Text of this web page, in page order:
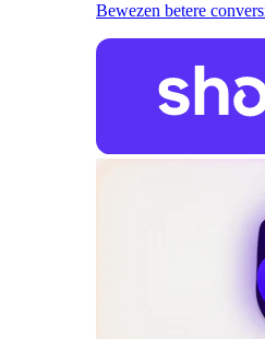
Bewezen betere